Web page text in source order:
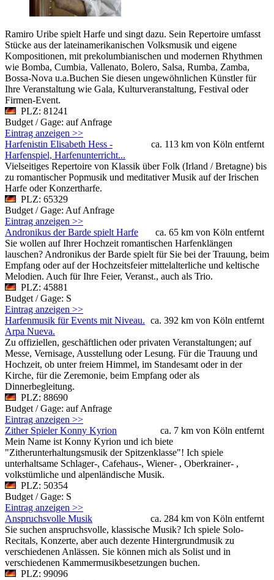
Ramiro Uribe spielt Harfe und singt dazu. Sein Repertoire umfasst
Stücke aus der lateinamerikanischen Volksmusik und eigene
Kompositionen, mit prekolumbianischen und modernen Rhythmen
wie Bomba, Cumbia, Vallenato, Bolero, Salsa, Rumba, Zamba,
Bossa-Nova u.a.Buchen Sie diesen ungewöhnlichen Künstler für
Ihre Veranstaltung wie Gala, Kulturveranstaltung, Festival oder
Firmen-Event.
PLZ: 81241
Budget / Gage: auf Anfrage
Eintrag anzeigen >>
ca. 113 km von Köln entfernt
Harfenistin Elisabeth Hess -
Harfenspiel, Harfenunterricht...
Vielseitiges Repertoire von Klassik über Folk (Irland / Bretagne) bis
zu romantischer Popmusik und meditativer Musik auf der Irischen
Harfe oder Konzertharfe.
PLZ: 65329
Budget / Gage: Auf Anfrage
Eintrag anzeigen >>
ca. 65 km von Köln entfernt
Andronikus der Barde spielt Harfe
Sie wollen auf Ihrer Hochzeit romantischen Harfenklängen
lauschen? Andronikus der Barde spielt für Sie bei der Trauung, beim
Empfang oder auf der Hochzeitsfeier mittelalterliche und keltische
Melodien. Auch für Ihre Feier, Veranst., auch als Trio.
PLZ: 45881
Budget / Gage: S
Eintrag anzeigen >>
ca. 392 km von Köln entfernt
Harfenmusik für Events mit Niveau.
Arpa Nueva.
Zu offiziellen, geschäftlichen oder privaten Veranstaltungen; auf
Messe, Vernisage, Ausstellung oder Lesung. Für die Trauung und
Hochzeit, ob unter freiem Himmel, im Standesamt oder in der
Kirche, für die Zeremonie, beim Empfang oder als
Dinnerbegleitung.
PLZ: 88690
Budget / Gage: auf Anfrage
Eintrag anzeigen >>
ca. 7 km von Köln entfernt
Zither Spieler Konny Kyrion
Mein Name ist Konny Kyrion und ich biete
"Zitherunterhaltungsmusik der Spitzenklasse"! Ich spiele
unterhaltsame Schlager-, Cafehaus-, Wiener- , Oberkrainer- ,
volkstümliche und alpenländische Musik.
PLZ: 50354
Budget / Gage: S
Eintrag anzeigen >>
ca. 284 km von Köln entfernt
Anspruchsvolle Musik
Sie suchen anspruchsvolle, klassische Musik? Ich spiele Solo-
Recitals, Konzerte, aber auch dezente Hintergrundmusik zu
verschiedenen Anlässen. Sie können mich als Solist und in
verschiedenen Kammermusikbesetzungen buchen.
PLZ: 99096